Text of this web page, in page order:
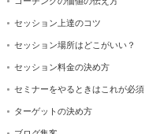
セッション上達のコツ
セッション場所はどこがいい？
セッション料金の決め方
セミナーをやるときはこれが必須
ターゲットの決め方